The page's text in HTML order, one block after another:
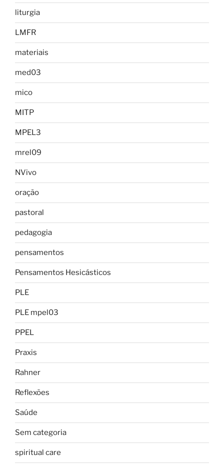
liturgia
LMFR
materiais
med03
mico
MITP
MPEL3
mrel09
NVivo
oração
pastoral
pedagogia
pensamentos
Pensamentos Hesicásticos
PLE
PLE mpel03
PPEL
Praxis
Rahner
Reflexões
Saúde
Sem categoria
spiritual care